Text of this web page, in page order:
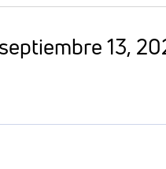
septiembre 13,